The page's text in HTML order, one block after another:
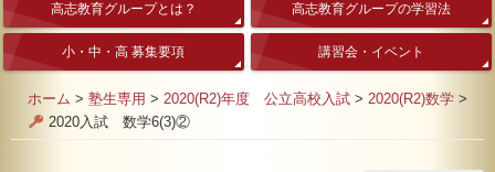
高志教育グループとは？ 高志教育グループの学習法
小・中・高 募集要項 講習会・イベント
ホーム > 塾生専用 > 2020(R2)年度 公立高校入試 > 2020(R2)数学 >
2020入試 数学6(3)②